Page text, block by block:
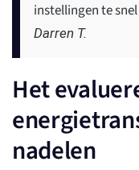
instellingen te
Darren T.
Het
nadelen